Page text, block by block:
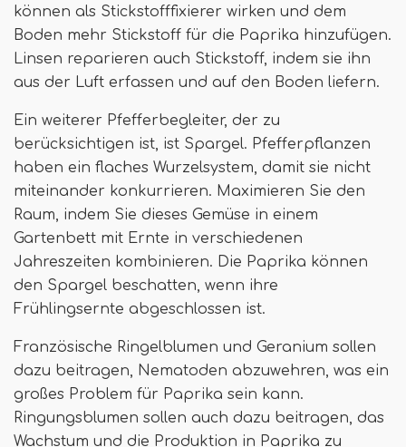
können als Stickstofffixierer wirken und dem
Boden mehr Stickstoff für die Paprika hinzufügen.
Linsen reparieren auch Stickstoff, indem sie ihn
aus der Luft erfassen und auf den Boden liefern.
Ein weiterer Pfefferbegleiter, der zu
berücksichtigen ist, ist Spargel. Pfefferpflanzen
haben ein flaches Wurzelsystem, damit sie nicht
miteinander konkurrieren. Maximieren Sie den
Raum, indem Sie dieses Gemüse in einem
Gartenbett mit Ernte in verschiedenen
Jahreszeiten kombinieren. Die Paprika können
den Spargel beschatten, wenn ihre
Frühlingsernte abgeschlossen ist.
Französische Ringelblumen und Geranium sollen
dazu beitragen, Nematoden abzuwehren, was ein
großes Problem für Paprika sein kann.
Ringungsblumen sollen auch dazu beitragen, das
Wachstum und die Produktion in Paprika zu